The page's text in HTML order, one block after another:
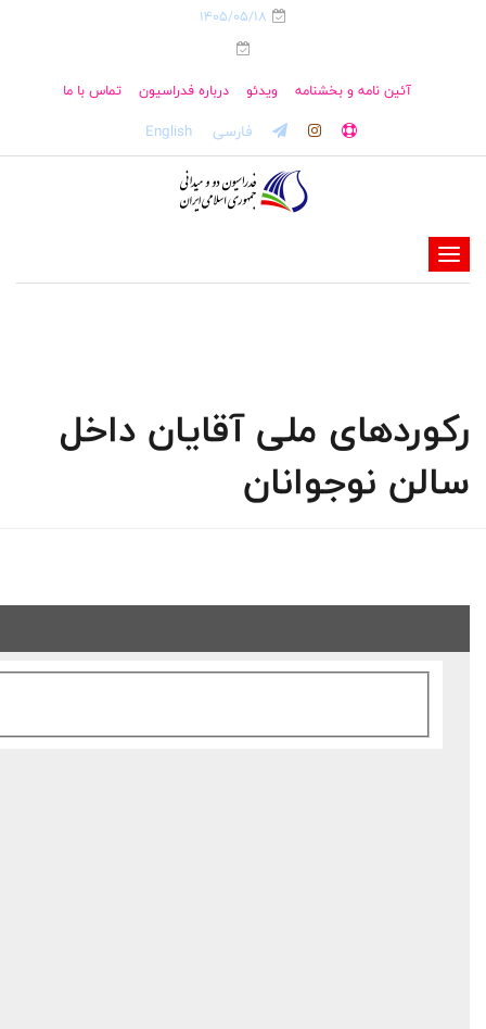
1405/05/18
آئین نامه و بخشنامه ویدئو درباره فدراسیون تماس با ما
فارسی English
-
-
-
رکوردهای ملی آقایان داخل
سالن نوجوانان